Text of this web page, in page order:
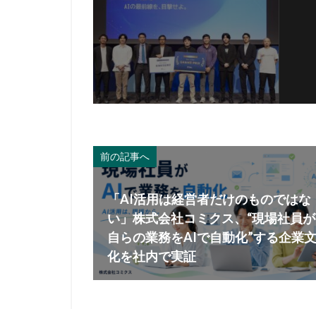
前の記事へ
「AI活用は経営者だけのものではな
い」株式会社コミクス、“現場社員が
自らの業務をAIで自動化”する企業文
化を社内で実証